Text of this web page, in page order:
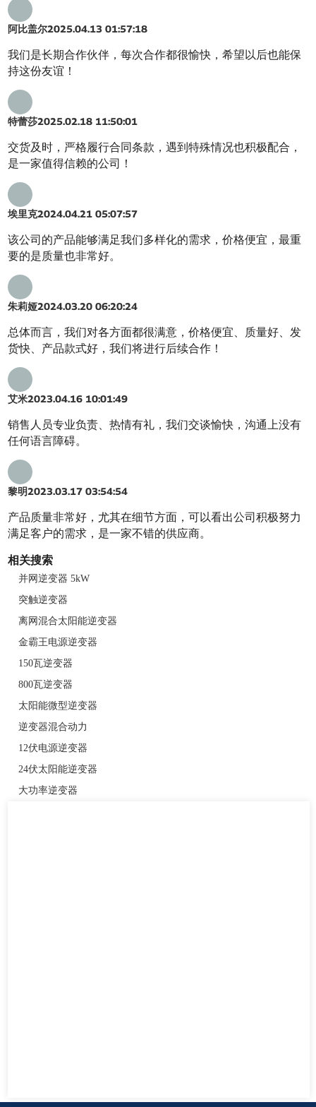
阿比盖尔2025.04.13 01:57:18
我们是长期合作伙伴，每次合作都很愉快，希望以后也能保
持这份友谊！
特蕾莎2025.02.18 11:50:01
交货及时，严格履行合同条款，遇到特殊情况也积极配合，
是一家值得信赖的公司！
埃里克2024.04.21 05:07:57
该公司的产品能够满足我们多样化的需求，价格便宜，最重
要的是质量也非常好。
朱莉娅2024.03.20 06:20:24
总体而言，我们对各方面都很满意，价格便宜、质量好、发
货快、产品款式好，我们将进行后续合作！
艾米2023.04.16 10:01:49
销售人员专业负责、热情有礼，我们交谈愉快，沟通上没有
任何语言障碍。
黎明2023.03.17 03:54:54
产品质量非常好，尤其在细节方面，可以看出公司积极努力
满足客户的需求，是一家不错的供应商。
相关搜索
并网逆变器 5kW
突触逆变器
离网混合太阳能逆变器
金霸王电源逆变器
150瓦逆变器
800瓦逆变器
太阳能微型逆变器
逆变器混合动力
12伏电源逆变器
24伏太阳能逆变器
大功率逆变器